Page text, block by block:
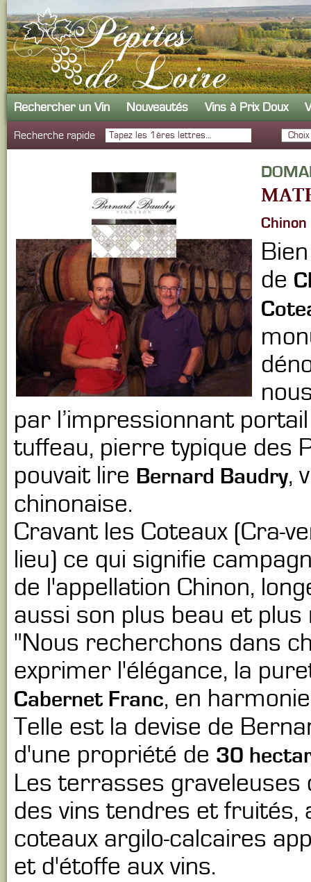
Rechercher un Vin Nouveautés Vins à Prix Doux
Recherche rapide
Chinon
de
par l’impressionnant
tuffeau, pierre typique des
pouvait lire Bernard Baudry,
chinonaise.
Cravant les Coteaux (Cra-
lieu) ce qui signifie
de l'appellation Chinon,
aussi son plus beau et
"Nous recherchons dans
exprimer l'élégance, la
Cabernet Franc, en
Telle est la devise de
d'une propriété de 30
Les terrasses graveleuses
des vins tendres et fruités,
coteaux argilo-calcaires
et d'étoffe aux vins.